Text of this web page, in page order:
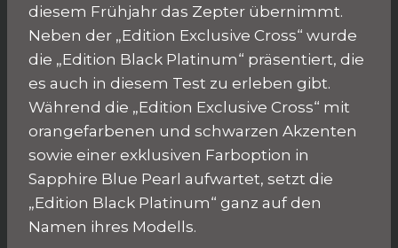
diesem Frühjahr das Zepter übernimmt.
Neben der „Edition Exclusive Cross“ wurde
die „Edition Black Platinum“ präsentiert, die
es auch in diesem Test zu erleben gibt.
Während die „Edition Exclusive Cross“ mit
orangefarbenen und schwarzen Akzenten
sowie einer exklusiven Farboption in
Sapphire Blue Pearl aufwartet, setzt die
„Edition Black Platinum“ ganz auf den
Namen ihres Modells.